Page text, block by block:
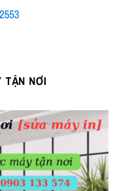
₫.
₫.
TẬN NƠI